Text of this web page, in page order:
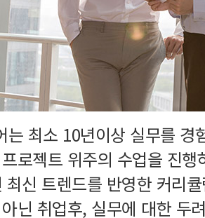
는 최소 10년이상 실무를 경
로젝트 위주의 수업을 진
최신 트렌드를 반영한 커리
닌 취업후, 실무에 대한 두